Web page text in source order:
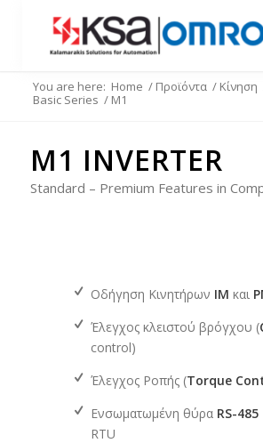
You are here: Home / Προϊόντα / Κίνηση
Basic Series / M1
M1 INVERTER
Standard – Premium Features in
Οδήγηση Κινητήρων ΙΜ και
Έλεγχος κλειστού βρόγχου (
control)​
Έλεγχος Ροπής (Torque
Ενσωματωμένη θύραRS-485
RTU​